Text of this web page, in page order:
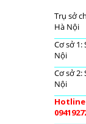
Trụ sở
Hà Nội
Cơ sở 1:
Nội
Cơ sở 2:
Nội
Hotline: